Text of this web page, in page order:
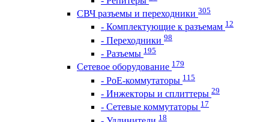
СВЧ разъемы и переходники 305
- Комплектующие к разъемам 12
- Переходники 98
- Разъемы 195
Сетевое оборудование 179
- PoE-коммутаторы 115
- Инжекторы и сплиттеры 29
- Сетевые коммутаторы 17
18